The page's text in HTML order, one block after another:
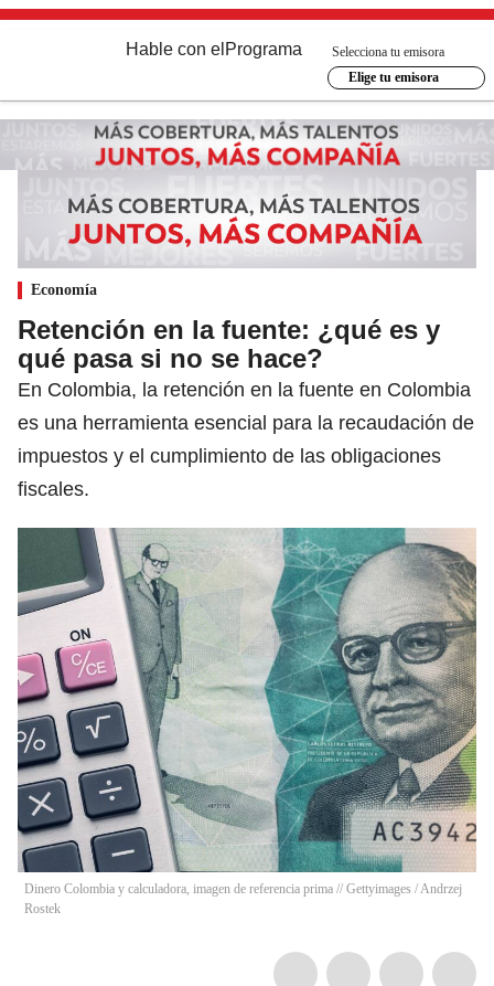
Hable con el Programa
Selecciona tu emisora
Elige tu emisora
Economía
Retención en la fuente: ¿qué es y
qué pasa si no se hace?
En Colombia, la retención en la fuente en Colombia
es una herramienta esencial para la recaudación de
impuestos y el cumplimiento de las obligaciones
fiscales.
Dinero Colombia y calculadora, imagen de referencia prima // Gettyimages /Andrzej
Rostek